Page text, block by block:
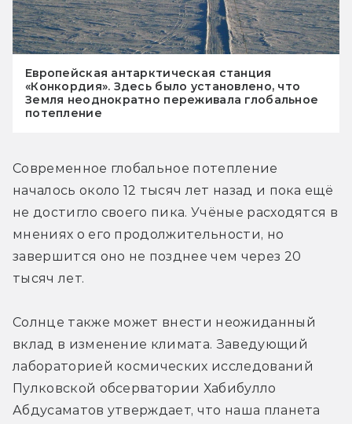
Европейская антарктическая станция
«Конкордия». Здесь было установлено, что
Земля неоднократно переживала глобальное
потепление
Современное глобальное потепление
началось около 12 тысяч лет назад и пока ещё
не достигло своего пика. Учёные расходятся в
мнениях о его продолжительности, но
завершится оно не позднее чем через 20
тысяч лет.
Солнце также может внести неожиданный
вклад в изменение климата. Заведующий
лабораторией космических исследований
Пулковской обсерватории Хабибулло
Абдусаматов утверждает, что наша планета